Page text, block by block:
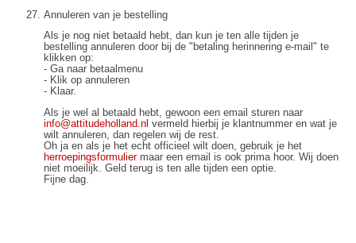
Annuleren van je bestelling
Als je nog niet betaald hebt, dan kun je ten alle tijden je
bestelling annuleren door bij de "betaling herinnering e-mail" te
klikken op:
- Ga naar betaalmenu
- Klik op annuleren
- Klaar.
Als je wel al betaald hebt, gewoon een email sturen naar
info@attitudeholland.nl vermeld hierbij je klantnummer en wat je
wilt annuleren, dan regelen wij de rest.
Oh ja en als je het echt officieel wilt doen, gebruik je het
herroepingsformuliermaar een email is ook prima hoor. Wij doen
niet moeilijk. Geld terug is ten alle tijden een optie.
Fijne dag.